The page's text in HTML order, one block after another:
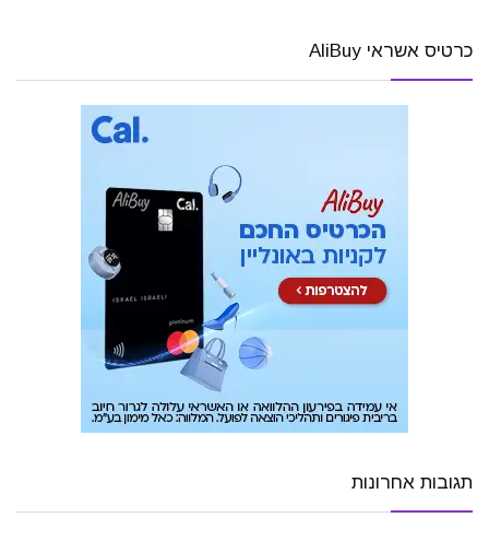
כרטיס אשראי AliBuy
תגובות אחרונות